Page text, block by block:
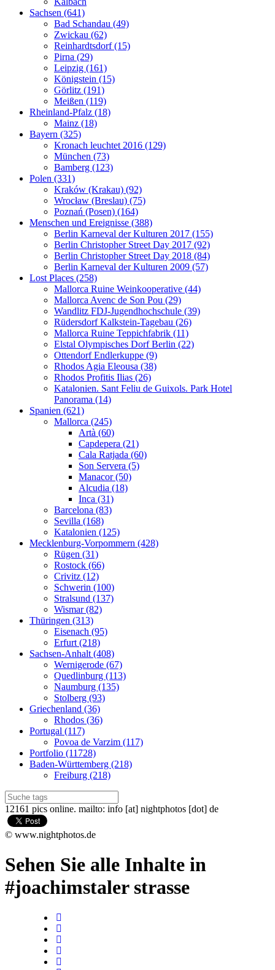
Sachsen (641)
Bad Schandau (49)
Zwickau (62)
Reinhardtsdorf (15)
Pirna (29)
Leipzig (161)
Königstein (15)
Görlitz (191)
Meißen (119)
Rheinland-Pfalz (18)
Mainz (18)
Bayern (325)
Kronach leuchtet 2016 (129)
München (73)
Bamberg (123)
Polen (331)
Kraków (Krakau) (92)
Wrocław (Breslau) (75)
Poznań (Posen) (164)
Menschen und Ereignisse (388)
Berlin Karneval der Kulturen 2017 (155)
Berlin Christopher Street Day 2017 (92)
Berlin Christopher Street Day 2018 (84)
Berlin Karneval der Kulturen 2009 (57)
Lost Places (258)
Mallorca Ruine Weinkooperative (44)
Mallorca Avenc de Son Pou (29)
Wandlitz FDJ-Jugendhochschule (39)
Rüdersdorf Kalkstein-Tagebau (26)
Mallorca Ruine Teppichfabrik (11)
Elstal Olympisches Dorf Berlin (22)
Ottendorf Endlerkuppe (9)
Rhodos Agia Eleousa (38)
Rhodos Profitis Ilias (26)
Katalonien. Sant Feliu de Guixols. Park Hotel
Panorama (14)
Spanien (621)
Mallorca (245)
Artà (60)
Capdepera (21)
Cala Ratjada (60)
Son Servera (5)
Manacor (50)
Alcudia (18)
Inca (31)
Barcelona (83)
Sevilla (168)
Katalonien (125)
Mecklenburg-Vorpommern (428)
Rügen (31)
Rostock (66)
Crivitz (12)
Schwerin (100)
Stralsund (137)
Wismar (82)
Thüringen (313)
Eisenach (95)
Erfurt (218)
Sachsen-Anhalt (408)
Wernigerode (67)
Quedlinburg (113)
Naumburg (135)
Stolberg (93)
Griechenland (36)
Rhodos (36)
Portugal (117)
Povoa de Varzim (117)
Portfolio (11728)
Baden-Württemberg (218)
Freiburg (218)
12161 pics online. mailto: info [at] nightphotos [dot] de
© www.nightphotos.de
Sehen Sie alle Inhalte in
#joachimstaler strasse